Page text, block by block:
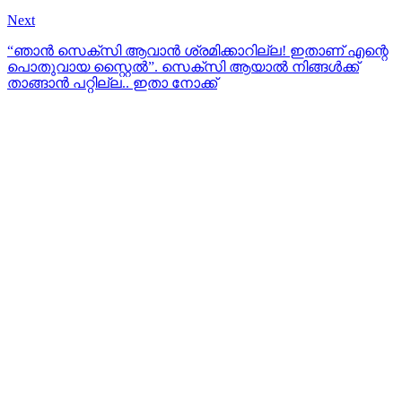
Next
“ഞാൻ സെക്സി ആവാൻ ശ്രമിക്കാറില്ല! ഇതാണ് എന്റെ
പൊതുവായ സ്റ്റൈൽ”. സെക്സി ആയാല്‍ നിങ്ങള്‍ക്ക്
താങ്ങാന്‍ പറ്റില്ല.. ഇതാ നോക്ക്